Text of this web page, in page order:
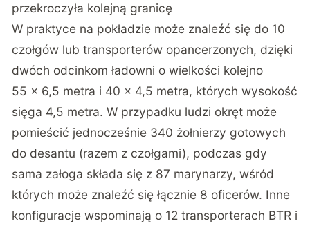
przekroczyła kolejną granicę
W praktyce na pokładzie może znaleźć się do 10
czołgów lub transporterów opancerzonych, dzięki
dwóch odcinkom ładowni o wielkości kolejno
55 × 6,5 metra i 40 × 4,5 metra, których wysokość
sięga 4,5 metra. W przypadku ludzi okręt może
pomieścić jednocześnie 340 żołnierzy gotowych
do desantu (razem z czołgami), podczas gdy
sama załoga składa się z 87 marynarzy, wśród
których może znaleźć się łącznie 8 oficerów. Inne
konfiguracje wspominają o 12 transporterach BTR i